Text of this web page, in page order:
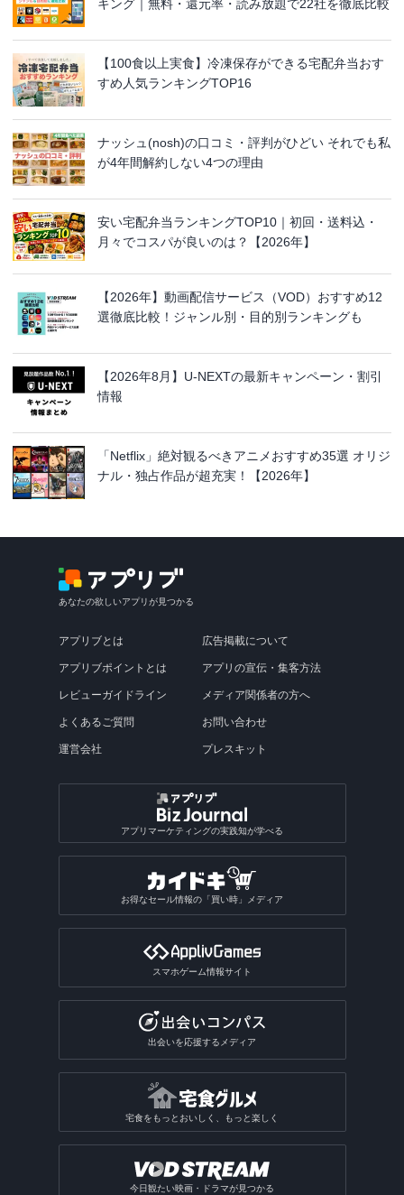
キング｜無料・還元率・読み放題で22社を徹底比較
【100食以上実食】冷凍保存ができる宅配弁当おす
すめ人気ランキングTOP16
ナッシュ(nosh)の口コミ・評判がひどい それでも私
が4年間解約しない4つの理由
安い宅配弁当ランキングTOP10｜初回・送料込・
月々でコスパが良いのは？【2026年】
【2026年】動画配信サービス（VOD）おすすめ12
選徹底比較！ジャンル別・目的別ランキングも
【2026年8月】U-NEXTの最新キャンペーン・割引
情報
「Netflix」絶対観るべきアニメおすすめ35選 オリジ
ナル・独占作品が超充実！【2026年】
あなたの欲しいアプリが見つかる
アプリブとは
アプリブポイントとは
レビューガイドライン
よくあるご質問
運営会社
広告掲載について
アプリの宣伝・集客方法
メディア関係者の方へ
お問い合わせ
プレスキット
アプリマーケティングの実践知が学べる
お得なセール情報の「買い時」メディア
スマホゲーム情報サイト
出会いを応援するメディア
宅食をもっとおいしく、もっと楽しく
今日観たい映画・ドラマが見つかる